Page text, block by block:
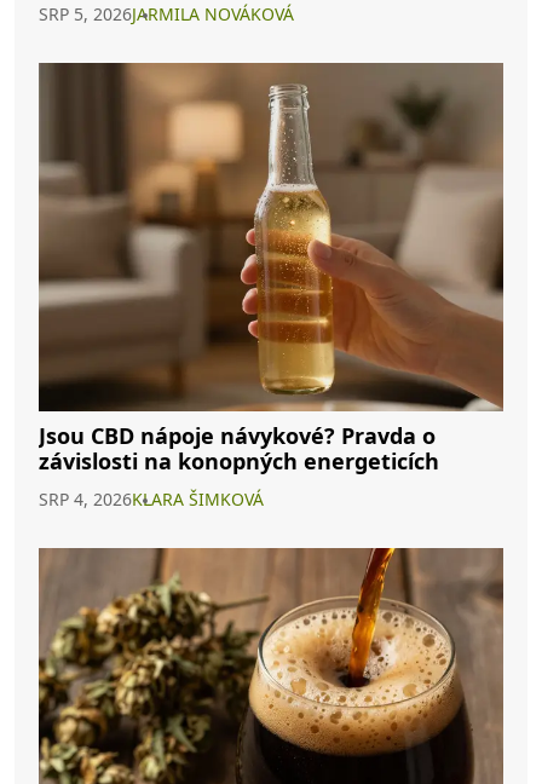
SRP 5, 2026JARMILA NOVÁKOVÁ
Jsou CBD nápoje návykové? Pravda o
závislosti na konopných energeticích
SRP 4, 2026KLARA ŠIMKOVÁ